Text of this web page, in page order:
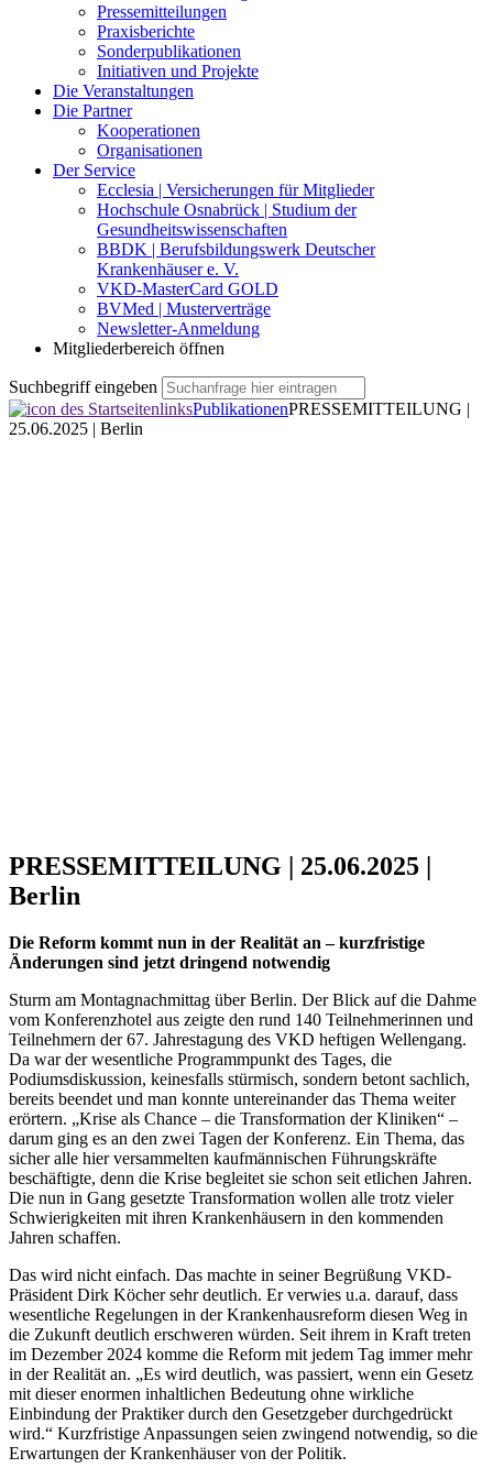
Pressemitteilungen
Praxisberichte
Sonderpublikationen
Initiativen und Projekte
Die Veranstaltungen
Die Partner
Kooperationen
Organisationen
Der Service
Ecclesia | Versicherungen für Mitglieder
Hochschule Osnabrück | Studium der
Gesundheitswissenschaften
BBDK | Berufsbildungswerk Deutscher
Krankenhäuser e. V.
VKD-MasterCard GOLD
BVMed | Musterverträge
Newsletter-Anmeldung
Mitgliederbereich öffnen
Suchbegriff eingeben
PublikationenPRESSEMITTEILUNG |
25.06.2025 | Berlin
PRESSEMITTEILUNG | 25.06.2025 |
Berlin
Die Reform kommt nun in der Realität an – kurzfristige
Änderungen sind jetzt dringend notwendig
Sturm am Montagnachmittag über Berlin. Der Blick auf die Dahme
vom Konferenzhotel aus zeigte den rund 140 Teilnehmerinnen und
Teilnehmern der 67. Jahrestagung des VKD heftigen Wellengang.
Da war der wesentliche Programmpunkt des Tages, die
Podiumsdiskussion, keinesfalls stürmisch, sondern betont sachlich,
bereits beendet und man konnte untereinander das Thema weiter
erörtern. „Krise als Chance – die Transformation der Kliniken“ –
darum ging es an den zwei Tagen der Konferenz. Ein Thema, das
sicher alle hier versammelten kaufmännischen Führungskräfte
beschäftigte, denn die Krise begleitet sie schon seit etlichen Jahren.
Die nun in Gang gesetzte Transformation wollen alle trotz vieler
Schwierigkeiten mit ihren Krankenhäusern in den kommenden
Jahren schaffen.
Das wird nicht einfach. Das machte in seiner Begrüßung VKD-
Präsident Dirk Köcher sehr deutlich. Er verwies u.a. darauf, dass
wesentliche Regelungen in der Krankenhausreform diesen Weg in
die Zukunft deutlich erschweren würden. Seit ihrem in Kraft treten
im Dezember 2024 komme die Reform mit jedem Tag immer mehr
in der Realität an. „Es wird deutlich, was passiert, wenn ein Gesetz
mit dieser enormen inhaltlichen Bedeutung ohne wirkliche
Einbindung der Praktiker durch den Gesetzgeber durchgedrückt
wird.“ Kurzfristige Anpassungen seien zwingend notwendig, so die
Erwartungen der Krankenhäuser von der Politik.